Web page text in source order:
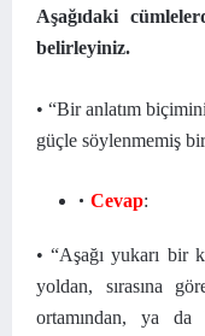
Aşağıdaki
belirleyiniz.
• “Bir anlatım
güçle söylenmemiş
Cevap:
• “Aşağı yukarı bir
yoldan, sırasına
ortamından, ya